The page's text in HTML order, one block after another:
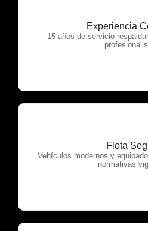
Experiencia
15 años de servicio
OTP
Flota
Vehículos modernos y
normativas
OTP